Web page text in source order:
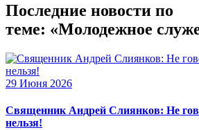
Последние новости по
теме: «Молодежное
29 Июня 2026
Священник Андрей Слиянков: Не
нельзя!